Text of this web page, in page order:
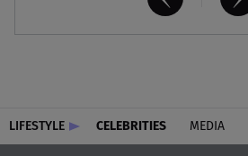
LIFESTYLE CELEBRITIES MEDIA